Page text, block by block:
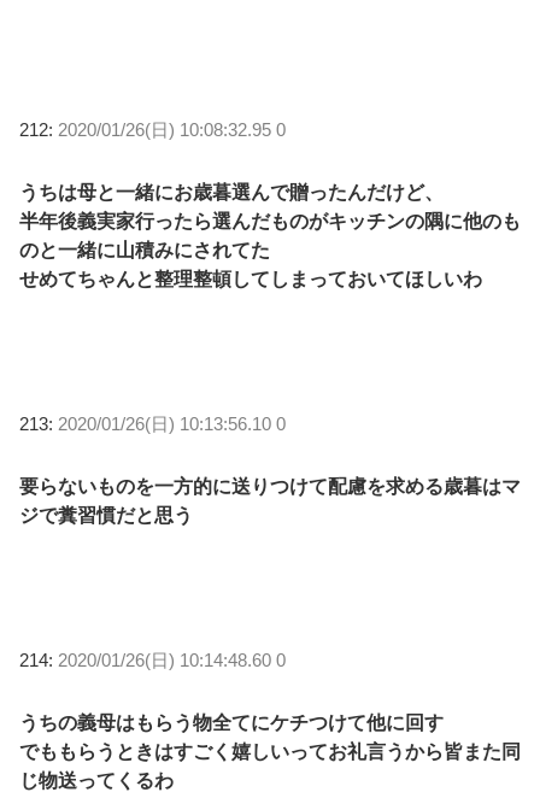
212: 2020/01/26(日) 10:08:32.95 0
うちは母と一緒にお歳暮選んで贈ったんだけど、
半年後義実家行ったら選んだものがキッチンの隅に他のも
のと一緒に山積みにされてた
せめてちゃんと整理整頓してしまっておいてほしいわ
213: 2020/01/26(日) 10:13:56.10 0
要らないものを一方的に送りつけて配慮を求める歳暮はマ
ジで糞習慣だと思う
214: 2020/01/26(日) 10:14:48.60 0
うちの義母はもらう物全てにケチつけて他に回す
でももらうときはすごく嬉しいってお礼言うから皆また同
じ物送ってくるわ